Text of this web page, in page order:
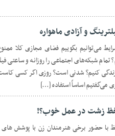
و آزادی ماهواره
در این شرایط می‌توانیم بگوییم فضای مجازی کلا
تمام شبکه‌های اجتماعی را روزانه و ساعتی
کنیم؟ شدنی است؟ روزی اگر کسی
می‌گفتیم اساساً استفاده […]
زشت در عمل خوب؟!
با حضور برخی هنرمندان زن با پوشش های